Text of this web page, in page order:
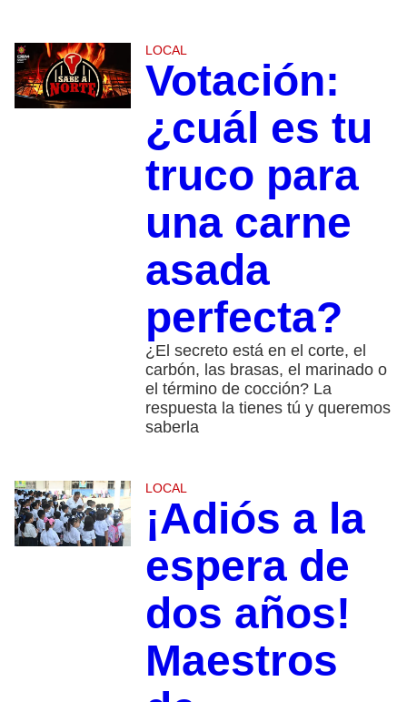
LOCAL
Votación:
¿cuál es tu
truco para
una carne
asada
perfecta?
¿El secreto está en el corte, el
carbón, las brasas, el marinado o
el término de cocción? La
respuesta la tienes tú y queremos
saberla
LOCAL
¡Adiós a la
espera de
dos años!
Maestros